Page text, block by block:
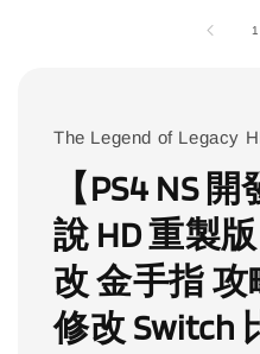
1
The Legend of Legacy
【PS4 NS
說 HD 重製
改 金手指
修改 Switch